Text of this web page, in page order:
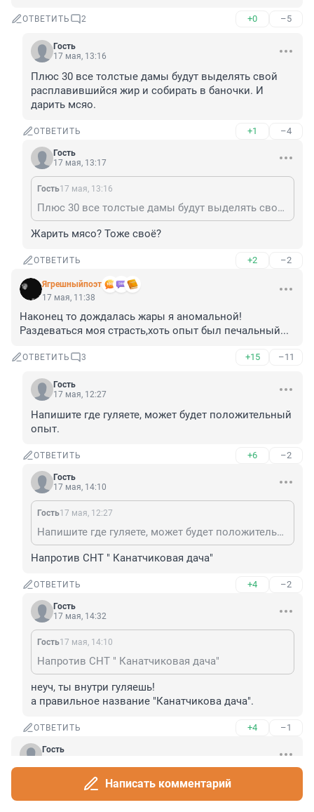
ОТВЕТИТЬ 2 +0 –5
Гость
17 мая, 13:16
Плюс 30 все толстые дамы будут выделять свой
расплавившийся жир и собирать в баночки. И
дарить мсяо.
ОТВЕТИТЬ +1 –4
Гость
17 мая, 13:17
Гость17 мая, 13:16
Плюс 30 все толстые дамы будут выделять свой расплавившийся жир и собирать в баночки. И дарить мсяо.
Жарить мясо? Тоже своё?
ОТВЕТИТЬ +2 –2
Ягрешныйпоэт
17 мая, 11:38
Наконец то дождалась жары я аномальной!
Раздеваться моя страсть,хоть опыт был печальный...
ОТВЕТИТЬ 3 +15 –11
Гость
17 мая, 12:27
Напишите где гуляете, может будет положительный
опыт.
ОТВЕТИТЬ +6 –2
Гость
17 мая, 14:10
Гость17 мая, 12:27
Напишите где гуляете, может будет положительный опыт.
Напротив СНТ " Канатчиковая дача"
ОТВЕТИТЬ +4 –2
Гость
17 мая, 14:32
Гость17 мая, 14:10
Напротив СНТ " Канатчиковая дача"
неуч, ты внутри гуляешь!
а правильное название "Канатчикова дача".
ОТВЕТИТЬ +4 –1
Гость
Ну хоть погреемся от сырости.
Выживает сильнейший, чтобы дать более
Написать комментарий